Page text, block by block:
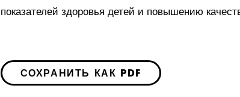
показателей здоровья детей и повышению
СОХРАНИТЬ КАК PDF